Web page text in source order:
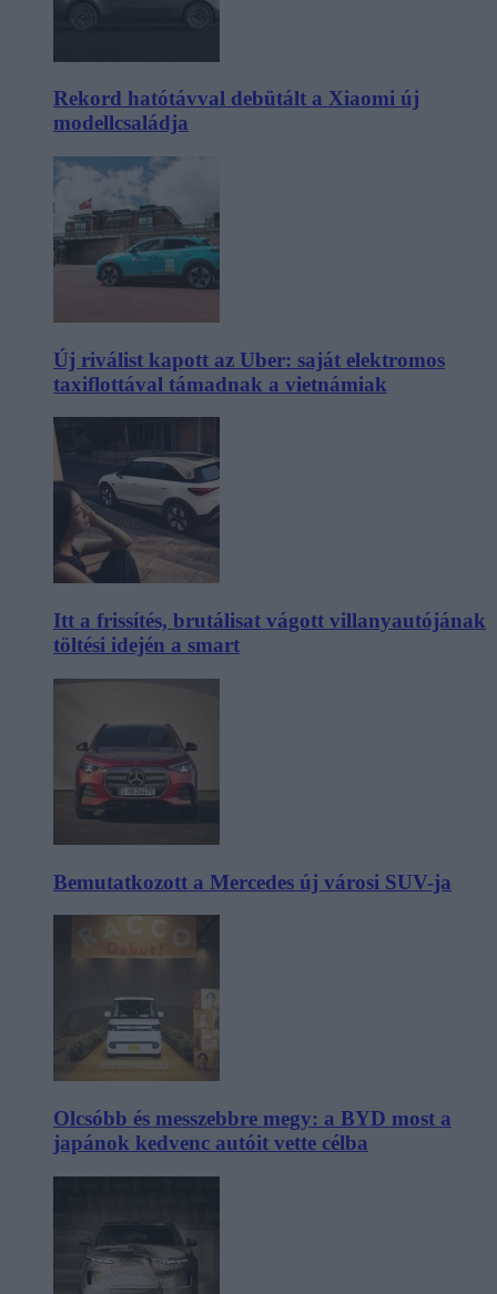
Rekord hatótávval debütált a Xiaomi új
modellcsaládja
Új riválist kapott az Uber: saját elektromos
taxiflottával támadnak a vietnámiak
Itt a frissítés, brutálisat vágott villanyautójának
töltési idején a smart
Bemutatkozott a Mercedes új városi SUV-ja
Olcsóbb és messzebbre megy: a BYD most a
japánok kedvenc autóit vette célba